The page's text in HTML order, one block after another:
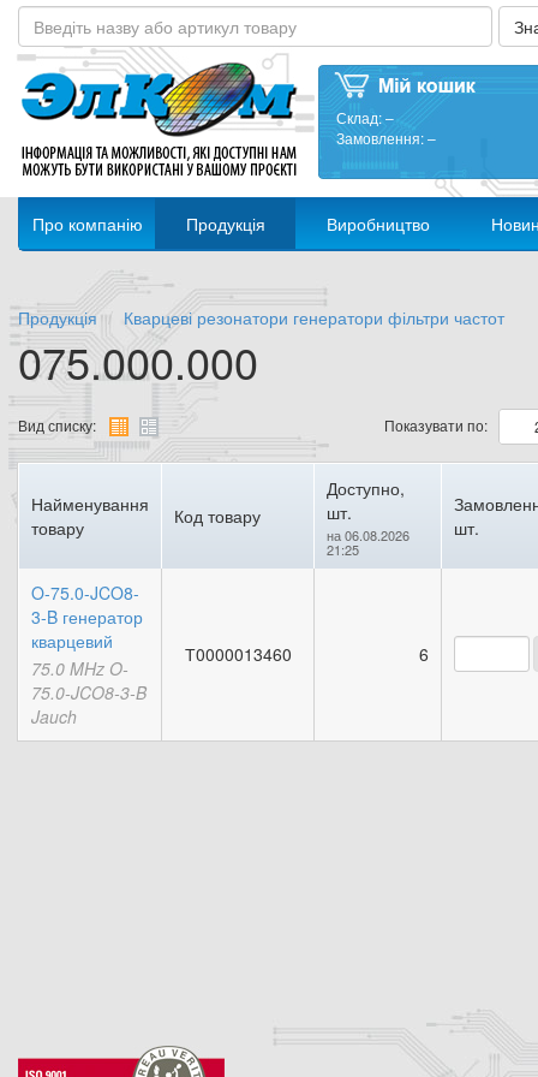
Склад:–
Замовлення:–
Про компанію Продукція Виробництво
Продукція Кварцеві резонатори генератори фільтри частот
075.000.000
Вид списку: Показувати по:
Найменування
товару
Код товару
Доступно,
шт.
на 06.08.2026
21:25
шт.
O-75.0-JCO8-
3-B генератор
кварцевий
75.0 MHz O-
75.0-JCO8-3-B
Jauch
Т0000013460 6